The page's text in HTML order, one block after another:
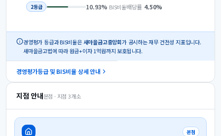
2등급 10.93% BIS비율배당률 4.50%
경영평가 등급과 BIS비율은 새마을금고중앙회가 공시하는 재무 건전성 지표입니다.
새마을금고법에 따라 원금+이자 1억원까지 보호됩니다.
경영평가등급 및 BIS비율 상세 안내
지점 안내본점 · 지점 3개소
본점